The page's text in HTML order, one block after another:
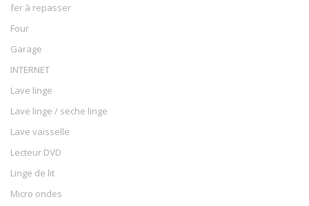
fer à repasser
Four
Garage
INTERNET
Lave linge
Lave linge / seche linge
Lave vaisselle
Lecteur DVD
Linge de lit
Micro ondes